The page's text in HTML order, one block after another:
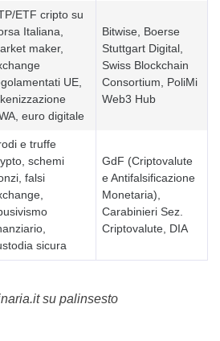
ETF cripto su
Italiana,
maker,
UE,
euro digitale
Bitwise, Boerse
Stuttgart Digital,
Swiss Blockchain
Consortium, PoliMi
Web3 Hub
e truffe
schemi
falsi
sicura
GdF (Criptovalute
e Antifalsificazione
Monetaria),
Carabinieri Sez.
Criptovalute, DIA
su palinsesto